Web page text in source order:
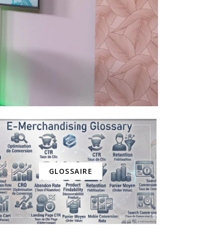
GLOSSAIRE